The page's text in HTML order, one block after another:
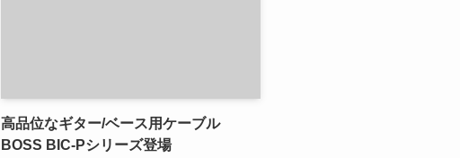
高品位なギター/ベース用ケーブル
BOSS BIC-Pシリーズ登場